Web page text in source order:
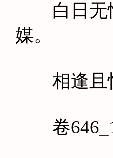
白日无情
媒。
相逢且快
卷